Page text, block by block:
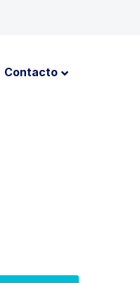
Contacto